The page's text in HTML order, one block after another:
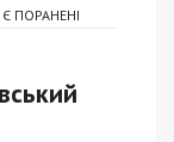
ПОРАНЕНІ